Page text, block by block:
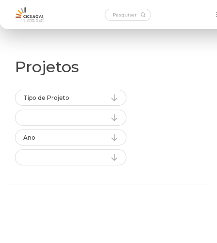
Projetos
Tipo de Projeto
Ano